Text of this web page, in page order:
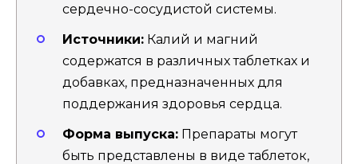
сердечно-сосудистой системы.
Источники: Калий и магний
содержатся в различных таблетках и
добавках, предназначенных для
поддержания здоровья сердца.
Форма выпуска: Препараты могут
быть представлены в виде таблеток,